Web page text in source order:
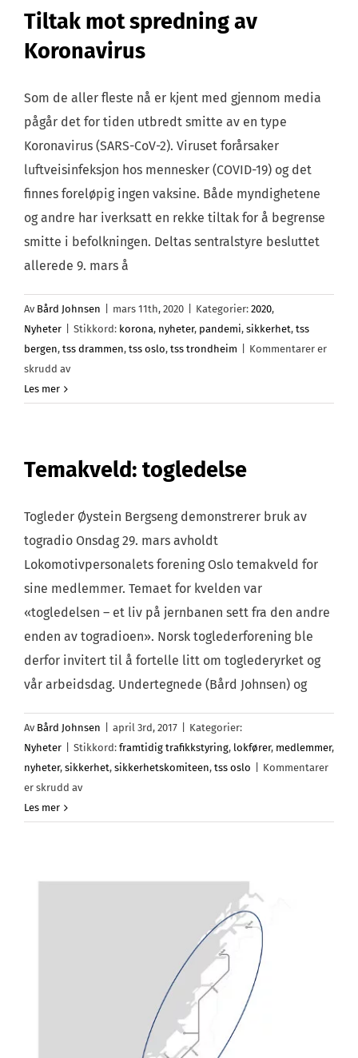
Tiltak mot spredning av
Koronavirus
Som de aller fleste nå er kjent med gjennom media
pågår det for tiden utbredt smitte av en type
Koronavirus (SARS-CoV-2). Viruset forårsaker
luftveisinfeksjon hos mennesker (COVID-19) og det
finnes foreløpig ingen vaksine. Både myndighetene
og andre har iverksatt en rekke tiltak for å begrense
smitte i befolkningen. Deltas sentralstyre besluttet
allerede 9. mars å
Av Bård Johnsen mars 11th, 2020 Kategorier: 2020,
Nyheter
Stikkord: korona, nyheter, pandemi, sikkerhet, tss
bergen, tss drammen, tss oslo, tss trondheim
Kommentarer er
skrudd avfor
Koronavirus
Les mer
Temakveld: togledelse
Togleder Øystein Bergseng demonstrerer bruk av
togradio Onsdag 29. mars avholdt
Lokomotivpersonalets forening Oslo temakveld for
sine medlemmer. Temaet for kvelden var
«togledelsen – et liv på jernbanen sett fra den andre
enden av togradioen». Norsk toglederforening ble
derfor invitert til å fortelle litt om toglederyrket og
vår arbeidsdag. Undertegnede (Bård Johnsen) og
Av Bård Johnsen april 3rd, 2017
Kategorier:
Nyheter
Stikkord: framtidig trafikkstyring, lokfører, medlemmer,
nyheter, sikkerhet, sikkerhetskomiteen, tss oslo
Kommentarer
er skrudd avfor
Les mer